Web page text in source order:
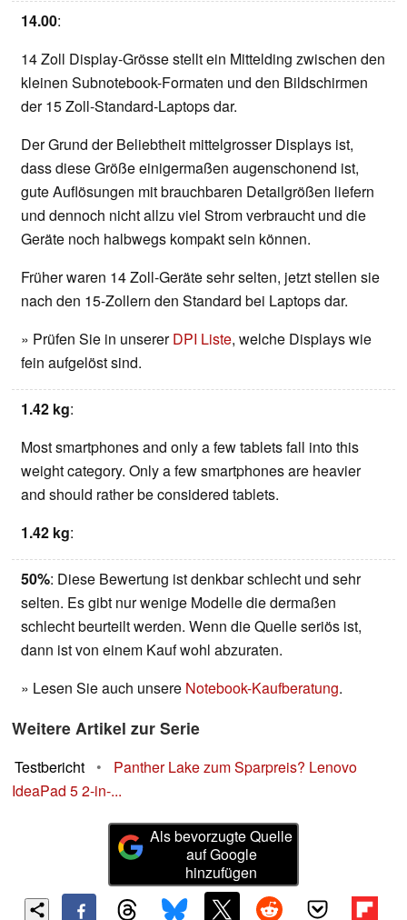
14.00:
14 Zoll Display-Grösse stellt ein Mittelding zwischen den
kleinen Subnotebook-Formaten und den Bildschirmen
der 15 Zoll-Standard-Laptops dar.
Der Grund der Beliebtheit mittelgrosser Displays ist,
dass diese Größe einigermaßen augenschonend ist,
gute Auflösungen mit brauchbaren Detailgrößen liefern
und dennoch nicht allzu viel Strom verbraucht und die
Geräte noch halbwegs kompakt sein können.
Früher waren 14 Zoll-Geräte sehr selten, jetzt stellen sie
nach den 15-Zollern den Standard bei Laptops dar.
» Prüfen Sie in unsererDPI Liste, welche Displays wie
fein aufgelöst sind.
1.42 kg:
Most smartphones and only a few tablets fall into this
weight category. Only a few smartphones are heavier
and should rather be considered tablets.
1.42 kg:
50%: Diese Bewertung ist denkbar schlecht und sehr
selten. Es gibt nur wenige Modelle die dermaßen
schlecht beurteilt werden. Wenn die Quelle seriös ist,
dann ist von einem Kauf wohl abzuraten.
» Lesen Sie auch unsere Notebook-Kaufberatung.
Weitere Artikel zur Serie
Testbericht •
Panther Lake zum Sparpreis? Lenovo
IdeaPad 5 2-in-...
Als bevorzugte Quelle
auf Google
hinzufügen